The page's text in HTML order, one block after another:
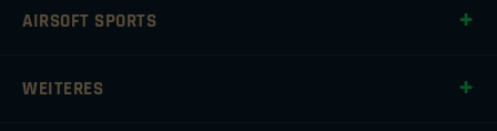
AIRSOFT SPORTS
WEITERES